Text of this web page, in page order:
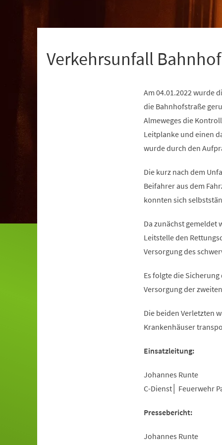
Verkehrsunfall
Am 04.01.2022 wurde
die Bahnhofstraße
Almeweges die
Leitplanke und einen
wurde durch den
Die kurz nach dem
Beifahrer aus dem
konnten sich
Da zunächst gemeldet
Leitstelle den
Versorgung des
Es folgte die
Versorgung der
Die beiden Verletzten
Krankenhäuser
Einsatzleitung:
Johannes Runte
C-Dienst│ Feuerwehr
Pressebericht:
Johannes Runte